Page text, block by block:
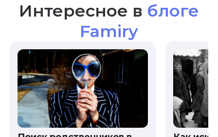
Интересное в блоге
Famiry